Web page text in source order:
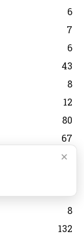
6
7
6
43
8
12
80
67
143
8
132
×